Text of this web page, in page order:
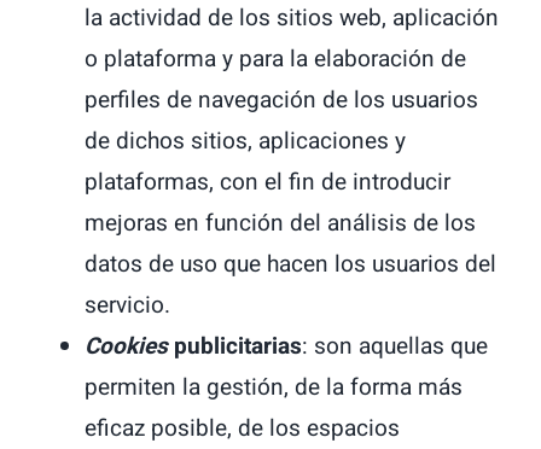
la actividad de los sitios web, aplicación
o plataforma y para la elaboración de
perfiles de navegación de los usuarios
de dichos sitios, aplicaciones y
plataformas, con el fin de introducir
mejoras en función del análisis de los
datos de uso que hacen los usuarios del
servicio.
Cookiespublicitarias: son aquellas que
permiten la gestión, de la forma más
eficaz posible, de los espacios